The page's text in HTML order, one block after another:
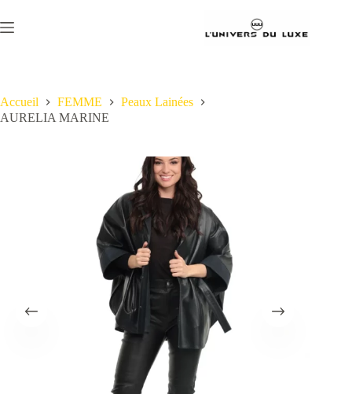
au
contenu
Accueil FEMME
Peaux Lainées
AURELIA MARINE